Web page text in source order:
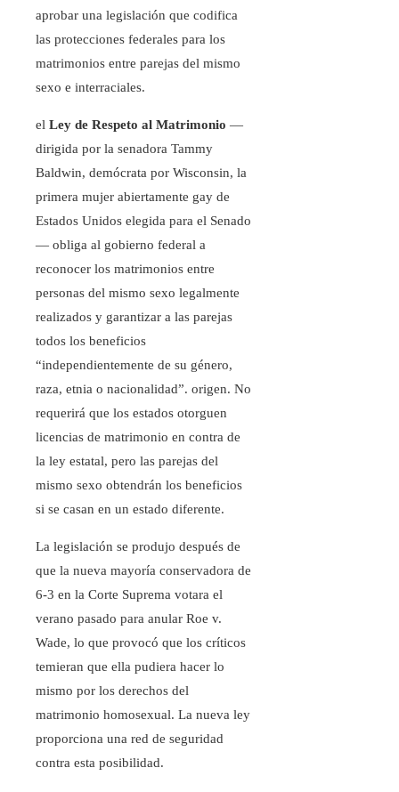
aprobar una legislación que codifica
las protecciones federales para los
matrimonios entre parejas del mismo
sexo e interraciales.
el Ley de Respeto al Matrimonio —
dirigida por la senadora Tammy
Baldwin, demócrata por Wisconsin, la
primera mujer abiertamente gay de
Estados Unidos elegida para el Senado
— obliga al gobierno federal a
reconocer los matrimonios entre
personas del mismo sexo legalmente
realizados y garantizar a las parejas
todos los beneficios
“independientemente de su género,
raza, etnia o nacionalidad”. origen. No
requerirá que los estados otorguen
licencias de matrimonio en contra de
la ley estatal, pero las parejas del
mismo sexo obtendrán los beneficios
si se casan en un estado diferente.
La legislación se produjo después de
que la nueva mayoría conservadora de
6-3 en la Corte Suprema votara el
verano pasado para anular Roe v.
Wade, lo que provocó que los críticos
temieran que ella pudiera hacer lo
mismo por los derechos del
matrimonio homosexual. La nueva ley
proporciona una red de seguridad
contra esta posibilidad.